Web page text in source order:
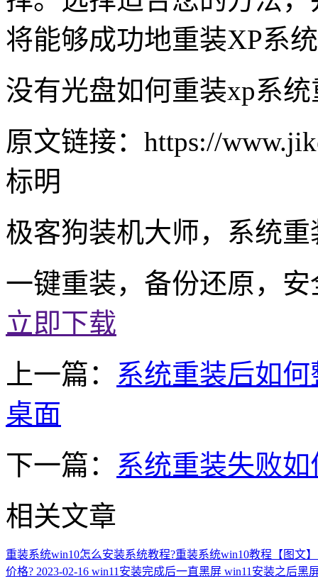
将能够成功地重装XP系
没有光盘如何重装xp系统
原文链接：https://
标明
极客狗装机大师，系统
一键重装，备份还原，
立即下载
上一篇： 系统重装后如
桌面
下一篇： 系统重装失败
相关文章
重装系统win10怎么安装系统教程?重装系统win10教程【图文】
价格? 2023-02-16 win11安装完成后一直黑屏 win11安装之后黑